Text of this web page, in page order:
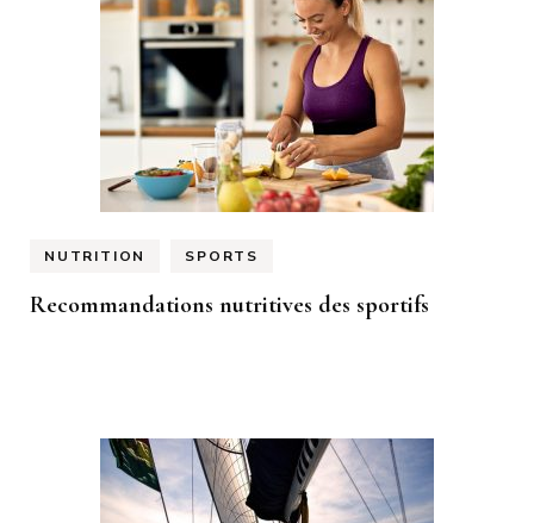
NUTRITION SPORTS
Recommandations nutritives des sportifs